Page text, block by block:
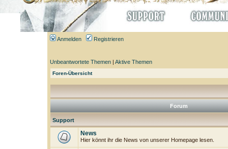
Anmelden Registrieren
Unbeantwortete Themen | Aktive Themen
Foren-Übersicht
Forum
Support
News
Hier könnt ihr die News von unserer Homepage lesen.